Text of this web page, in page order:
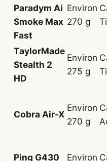
Paradym Ai
Smoke Max
Fast
Environ
270 g
TaylorMade
Stealth 2
HD
Environ
275 g
Cobra Air-X
Environ
270 g
Ping G430
Environ